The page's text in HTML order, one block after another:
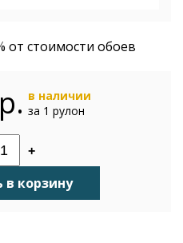
от стоимости обоев
р. в наличии
за 1 рулон
+
корзину